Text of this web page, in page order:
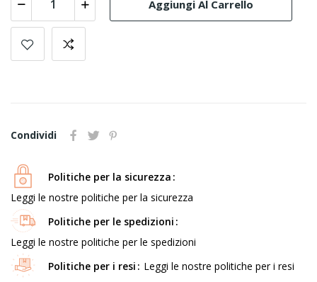
Aggiungi Al Carrello
Condividi
Politiche per la sicurezza
Leggi le nostre politiche per la sicurezza
Politiche per le spedizioni
Leggi le nostre politiche per le spedizioni
Politiche per i resi
Leggi le nostre politiche per i resi